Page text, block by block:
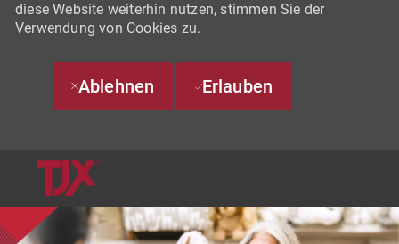
diese Website weiterhin nutzen, stimmen Sie der
Verwendung von Cookies zu.
Ablehnen Erlauben